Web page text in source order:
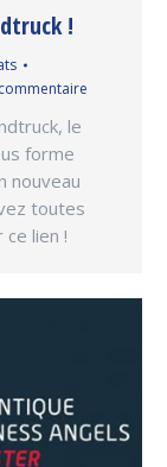
!
le
forme
nouveau
toutes
lien !